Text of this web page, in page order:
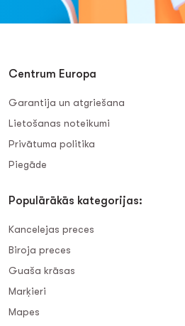
Centrum Europa
Garantija un atgriešana
Lietošanas noteikumi
Privātuma politika
Piegāde
Populārākās kategorijas:
Kancelejas preces
Biroja preces
Guaša krāsas
Marķieri
Mapes